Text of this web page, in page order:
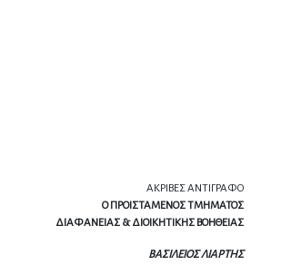
ΑΚΡΙΒΕΣ ΑΝΤΙΓΡΑΦΟ
Ο ΠΡΟΙΣΤΑΜΕΝΟΣ ΤΜΗΜΑΤΟΣ
ΔΙΑΦΑΝΕΙΑΣ & ΔΙΟΙΚΗΤΙΚΗΣ ΒΟΗΘΕΙΑΣ
ΒΑΣΙΛΕΙΟΣ ΛΙΑΡΤΗΣ